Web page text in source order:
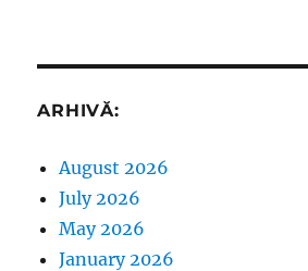
ARHIVĂ:
August 2026
July 2026
May 2026
January 2026